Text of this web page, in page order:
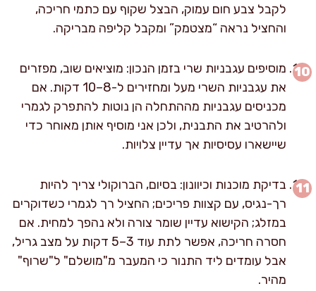
לקבל צבע חום עמוק, הבצל שקוף עם כתמי חריכה,
והחציל נראה “מצטמק” ומקבל קליפה מבריקה.
מוסיפים עגבניות שרי בזמן הנכון: מוציאים שוב, מפזרים
את עגבניות השרי מעל ומחזירים ל-8–10 דקות. אם
מכניסים עגבניות מההתחלה הן נוטות להתפרק לגמרי
ולהרטיב את התבנית, ולכן אני מוסיף אותן מאוחר כדי
שיישארו עסיסיות אך עדיין צלויות.
בדיקת מוכנות וכיוונון: בסיום, הברוקולי צריך להיות
רך-נגיס, עם קצוות פריכים; החציל רך לגמרי כשדוקרים
במזלג; הקישוא עדיין שומר צורה ולא נהפך למחית. אם
חסרה חריכה, אפשר לתת עוד 3–5 דקות על מצב גריל,
אבל עומדים ליד התנור כי המעבר מ"מושלם" ל"שרוף"
מהיר.